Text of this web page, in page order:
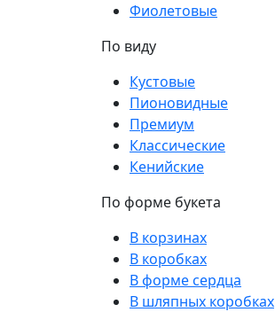
Фиолетовые
По виду
Кустовые
Пионовидные
Премиум
Классические
Кенийские
По форме букета
В корзинах
В коробках
В форме сердца
В шляпных коробках